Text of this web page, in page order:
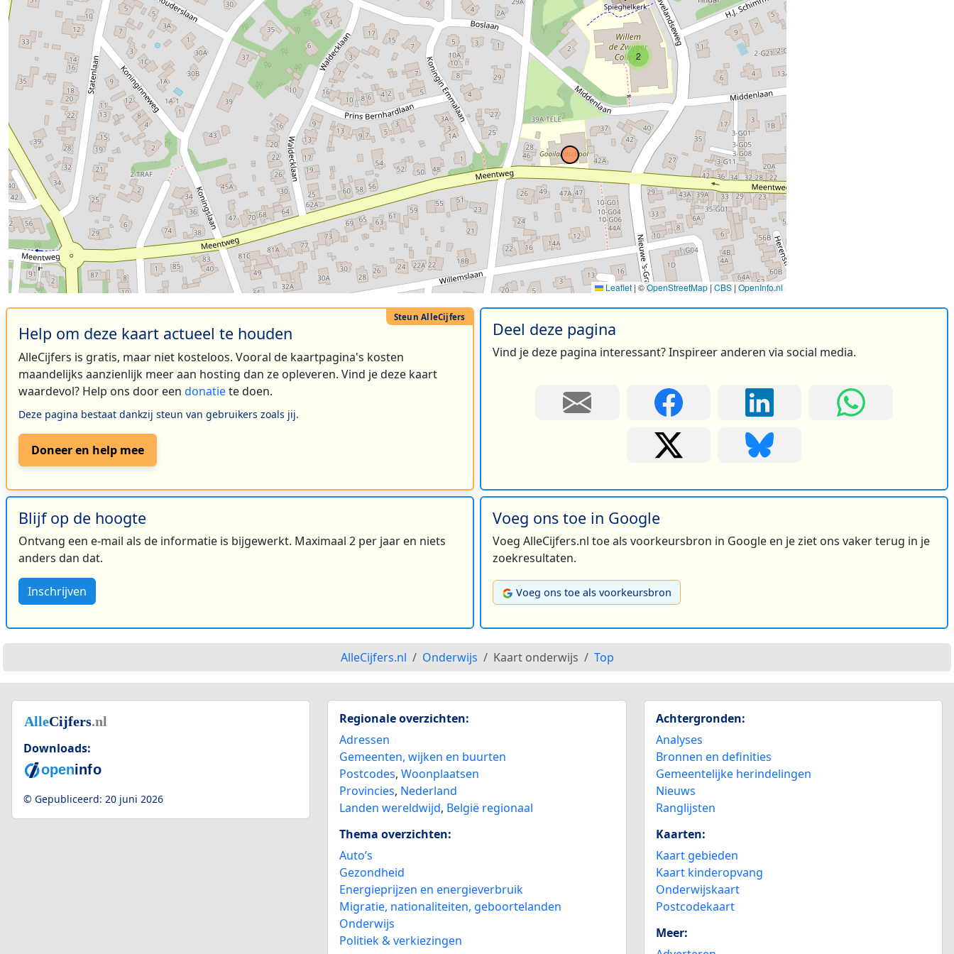
2
Leaflet | ©OpenStreetMap | CBS | OpenInfo.nl
Help om deze kaart actueel te houden
AlleCijfers is gratis, maar niet kosteloos. Vooral de kaartpagina's kosten
maandelijks aanzienlijk meer aan hosting dan ze opleveren. Vind je deze kaart
waardevol? Help ons door een donatiete doen.
Deze pagina bestaat dankzij steun van gebruikers zoals jij.
Doneer en help mee
Deel deze pagina
Vind je deze pagina interessant? Inspireer anderen via social media.
Blijf op de hoogte
Ontvang een e-mail als de informatie is bijgewerkt. Maximaal 2 per jaar en niets
anders dan dat.
Inschrijven
Voeg ons toe in Google
Voeg AlleCijfers.nl toe als voorkeursbron in Google en je ziet ons vaker terug in je
zoekresultaten.
Voeg ons toe als voorkeursbron
AlleCijfers.nl Onderwijs Kaart onderwijs Top
Downloads:
© Gepubliceerd: 20 juni 2026
Regionale overzichten:
Adressen
Gemeenten, wijken en buurten
Postcodes,Woonplaatsen
Provincies, Nederland
Landen wereldwijd, België regionaal
Thema overzichten:
Auto’s
Gezondheid
Energieprijzen en energieverbruik
Migratie, nationaliteiten, geboortelanden
Onderwijs
Politiek & verkiezingen
Achtergronden:
Analyses
Bronnen en definities
Gemeentelijke herindelingen
Nieuws
Ranglijsten
Kaarten:
Kaart gebieden
Kaart kinderopvang
Onderwijskaart
Postcodekaart
Meer: